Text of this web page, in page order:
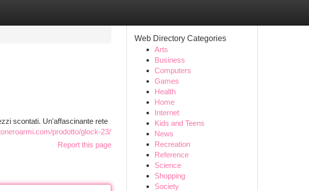
scontati. Un'affascinante rete
prodotto/glock-23/
Report this page
Web Directory Categories
Arts
Business
Computers
Games
Health
Home
Internet
Kids and Teens
News
Recreation
Reference
Science
Shopping
Society